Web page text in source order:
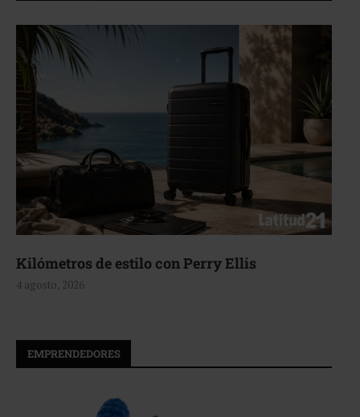
Kilómetros de estilo con Perry Ellis
4 agosto, 2026
EMPRENDEDORES